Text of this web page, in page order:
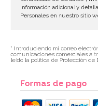
información adicional y
Personales en nuestro sitio
* Introduciendo mi correo
comunicaciones comerciales a
leído la política de Protección de
Formas de pago